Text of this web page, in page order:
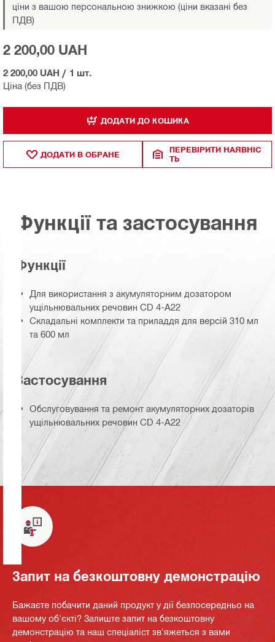
ціни з вашою персональною знижкою (ціни вказані без
ПДВ)
Ціна (без ПДВ)
2 200,00 UAH
2 200,00 UAH / 1 шт.
ДОДАТИ ДО КОШИКА
ДОДАТИ В ОБРАНЕ
ПЕРЕВІРИТИ НАЯВНІС
ТЬ
Функції та застосування
Функції
Для використання з акумуляторним дозатором
ущільнювальних речовин CD 4-A22
Складальні комплекти та приладдя для версій 310 мл
та 600 мл
Застосування
Обслуговування та ремонт акумуляторних дозаторів
ущільнювальних речовин CD 4-A22
Запит на безкоштовну демонстрацію
Бажаєте побачити даний продукт у дії безпосередньо на
вашому об'єкті? Залиште запит на безкоштовну
демонстрацію та наш спеціаліст зв'яжеться з вами